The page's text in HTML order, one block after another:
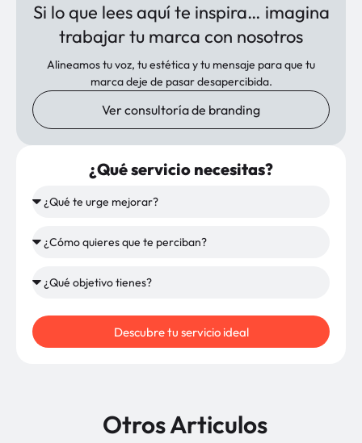
Si lo que lees aquí te inspira… imagina
trabajar tu marca con nosotros
Alineamos tu voz, tu estética y tu mensaje para que tu
marca deje de pasar desapercibida.
Ver consultoría de branding
¿Qué servicio necesitas?
Descubre tu servicio ideal
Otros Articulos